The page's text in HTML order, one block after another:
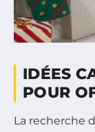
IDÉES
POUR
La recherche